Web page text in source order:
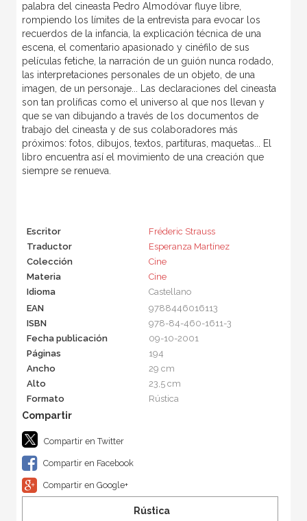
palabra del cineasta Pedro Almodóvar fluye libre,
rompiendo los límites de la entrevista para evocar los
recuerdos de la infancia, la explicación técnica de una
escena, el comentario apasionado y cinéfilo de sus
películas fetiche, la narración de un guión nunca rodado,
las interpretaciones personales de un objeto, de una
imagen, de un personaje... Las declaraciones del cineasta
son tan prolíficas como el universo al que nos llevan y
que se van dibujando a través de los documentos de
trabajo del cineasta y de sus colaboradores más
próximos: fotos, dibujos, textos, partituras, maquetas... El
libro encuentra así el movimiento de una creación que
siempre se renueva.
Escritor
Fréderic Strauss
Traductor
Esperanza Martínez
Colección
Cine
Materia
Cine
Idioma
Castellano
EAN
9788446016113
ISBN
978-84-460-1611-3
Fecha publicación
09-10-2001
Páginas
194
Ancho
29 cm
Alto
23,5 cm
Formato
Rústica
Compartir en Twitter
Compartir en Facebook
Compartir en Google+
Rústica